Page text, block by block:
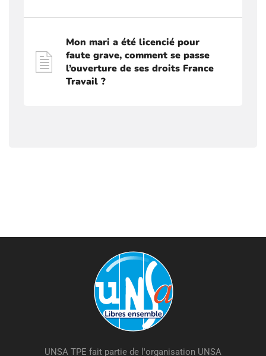
Mon mari a été licencié pour
faute grave, comment se passe
l’ouverture de ses droits France
Travail ?
UNSA TPE fait partie de l'organisation UNSA